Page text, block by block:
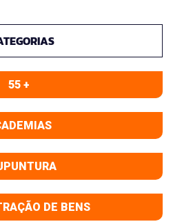
55 +
DE BENS